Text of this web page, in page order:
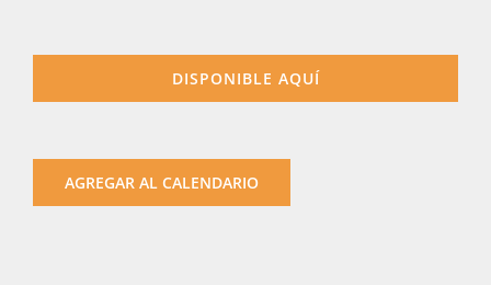
DISPONIBLE AQUÍ
AGREGAR AL CALENDARIO